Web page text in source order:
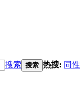
搜索 搜索 热搜: 同性